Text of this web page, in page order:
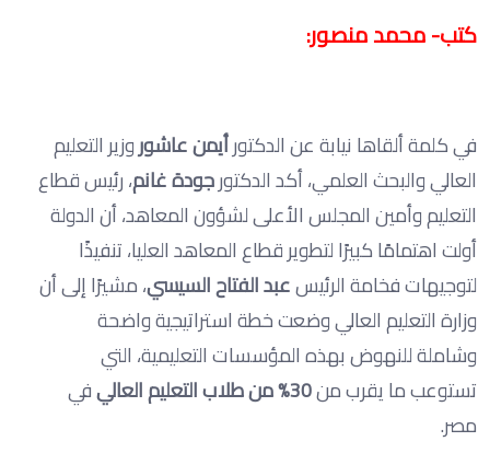
كتب- محمد منصور:
في كلمة ألقاها نيابة عن الدكتورأيمن عاشوروزير التعليم
العالي والبحث العلمي، أكد الدكتورجودة غانم، رئيس قطاع
التعليم وأمين المجلس الأعلى لشؤون المعاهد، أن الدولة
أولت اهتمامًا كبيرًا لتطوير قطاع المعاهد العليا، تنفيذًا
لتوجيهات فخامة الرئيسعبد الفتاح السيسي، مشيرًا إلى أن
وزارة التعليم العالي وضعت خطة استراتيجية واضحة
وشاملة للنهوض بهذه المؤسسات التعليمية، التي
تستوعب ما يقرب من30% من طلاب التعليم العاليفي
مصر.